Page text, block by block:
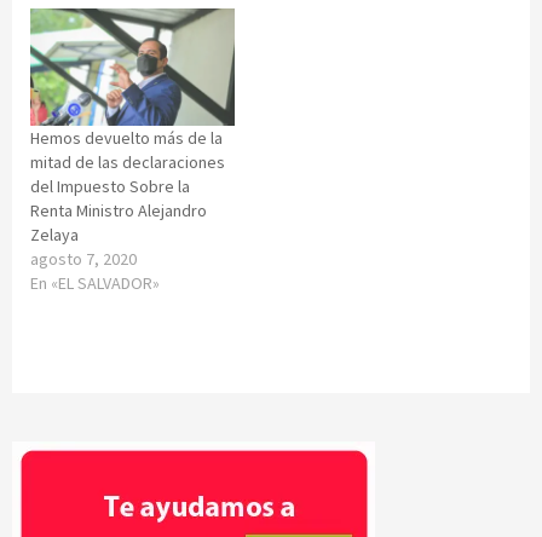
Hemos devuelto más de la
mitad de las declaraciones
del Impuesto Sobre la
Renta Ministro Alejandro
Zelaya
agosto 7, 2020
En «EL SALVADOR»